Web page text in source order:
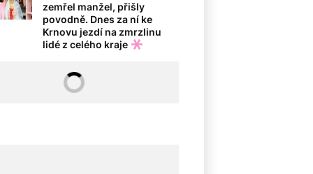
zemřel manžel, přišly
povodně. Dnes za ní ke
Krnovu jezdí na zmrzlinu
lidé z celého kraje